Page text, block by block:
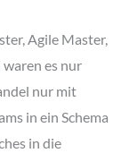
Agile Master,
es nur
nur mit
in ein Schema
in die